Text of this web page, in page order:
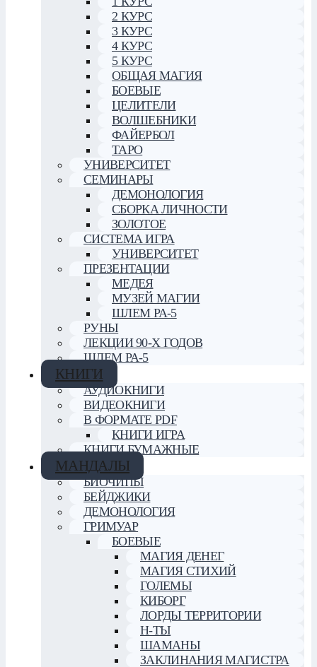
2 КУРС
3 КУРС
4 КУРС
5 КУРС
ОБЩАЯ МАГИЯ
БОЕВЫЕ
ЦЕЛИТЕЛИ
ВОЛШЕБНИКИ
ФАЙЕРБОЛ
ТАРО
УНИВЕРСИТЕТ
СЕМИНАРЫ
ДЕМОНОЛОГИЯ
СБОРКА ЛИЧНОСТИ
ЗОЛОТОЕ
СИСТЕМА ИГРА
УНИВЕРСИТЕТ
ПРЕЗЕНТАЦИИ
МЕДЕЯ
МУЗЕЙ МАГИИ
ШЛЕМ РА-5
РУНЫ
ЛЕКЦИИ 90-Х ГОДОВ
ШЛЕМ РА-5
КНИГИ
АУДИОКНИГИ
ВИДЕОКНИГИ
В ФОРМАТЕ PDF
КНИГИ ИГРА
КНИГИ БУМАЖНЫЕ
МАНДАЛЫ
БИОЧИПЫ
БЕЙДЖИКИ
ДЕМОНОЛОГИЯ
ГРИМУАР
БОЕВЫЕ
МАГИЯ ДЕНЕГ
МАГИЯ СТИХИЙ
ГОЛЕМЫ
КИБОРГ
ЛОРДЫ ТЕРРИТОРИИ
Н-ТЫ
ШАМАНЫ
ЗАКЛИНАНИЯ МАГИСТРА